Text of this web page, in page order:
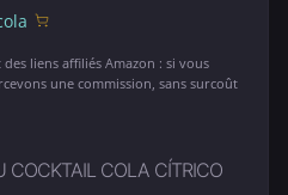
liens affiliés Amazon : si vous
une commission, sans surcoût
COCKTAIL COLA CÍTRICO